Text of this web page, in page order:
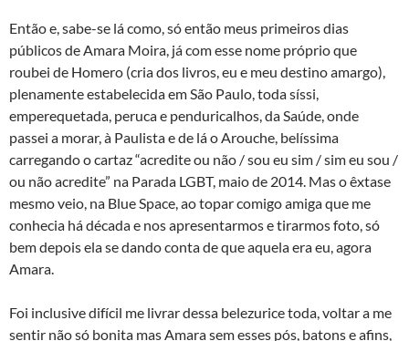
Então e, sabe-se lá como, só então meus primeiros dias
públicos de Amara Moira, já com esse nome próprio que
roubei de Homero (cria dos livros, eu e meu destino amargo),
plenamente estabelecida em São Paulo, toda síssi,
emperequetada, peruca e penduricalhos, da Saúde, onde
passei a morar, à Paulista e de lá o Arouche, belíssima
carregando o cartaz “acredite ou não / sou eu sim / sim eu sou /
ou não acredite” na Parada LGBT, maio de 2014. Mas o êxtase
mesmo veio, na Blue Space, ao topar comigo amiga que me
conhecia há década e nos apresentarmos e tirarmos foto, só
bem depois ela se dando conta de que aquela era eu, agora
Amara.
Foi inclusive difícil me livrar dessa belezurice toda, voltar a me
sentir não só bonita mas Amara sem esses pós, batons e afins,